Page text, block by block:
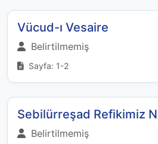
Vücud-ı Vesaire
Belirtilmemiş
Sayfa: 1-2
Sebilürreşad Refikimiz
Belirtilmemiş